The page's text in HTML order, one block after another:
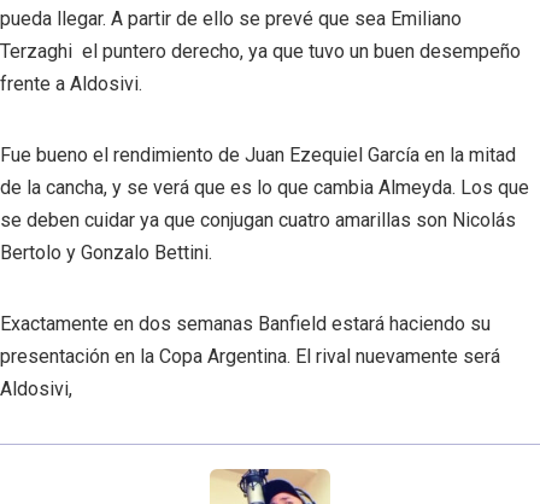
pueda llegar. A partir de ello se prevé que sea Emiliano
Terzaghi el puntero derecho, ya que tuvo un buen desempeño
frente a Aldosivi.
Fue bueno el rendimiento de Juan Ezequiel García en la mitad
de la cancha, y se verá que es lo que cambia Almeyda. Los que
se deben cuidar ya que conjugan cuatro amarillas son Nicolás
Bertolo y Gonzalo Bettini.
Exactamente en dos semanas Banfield estará haciendo su
presentación en la Copa Argentina. El rival nuevamente será
Aldosivi,